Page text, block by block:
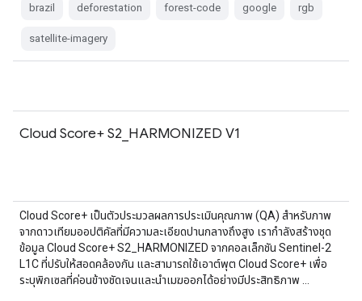
brazil deforestation forest-code google rgb
satellite-imagery
Cloud Score+ S2_HARMONIZED V1
Cloud Score+ เป็นตัวประมวลผลการประเมินคุณภาพ (QA) สำหรับภาพ
จากดาวเทียมออปติคัลที่มีความละเอียดปานกลางถึงสูง เรากำลังสร้างชุด
ข้อมูล Cloud Score+ S2_HARMONIZED จากคอลเล็กชัน Sentinel-2
L1C ที่ปรับให้สอดคล้องกัน และสามารถใช้เอาต์พุต Cloud Score+ เพื่อ
ระบุพิกเซลที่ค่อนข้างชัดเจนและนำเมฆออกได้อย่างมีประสิทธิภาพ …